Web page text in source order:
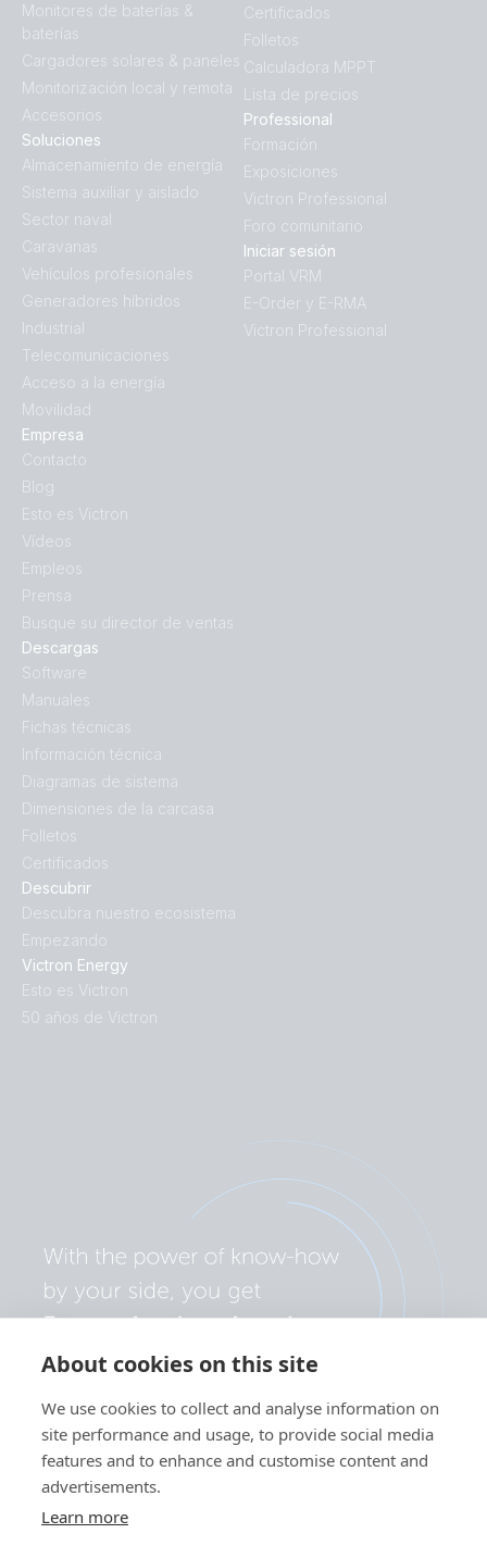
About cookies on this site
We use cookies to collect and analyse information on
site performance and usage, to provide social media
features and to enhance and customise content and
advertisements.
Learn more
Monitores de baterías &
baterías
Cargadores solares & paneles
Monitorización local y remota
Accesorios
Descubrir
Descubra nuestro ecosistema
Empezando
Victron Energy
Esto es Victron
50 años de Victron
Descargas
Software
Manuales
Fichas técnicas
Información técnica
Diagramas de sistema
Dimensiones de la carcasa
Folletos
Certificados
Soluciones
Almacenamiento de energía
Sistema auxiliar y aislado
Sector naval
Caravanas
Vehículos profesionales
Generadores híbridos
Industrial
Telecomunicaciones
Acceso a la energía
Movilidad
Empresa
Contacto
Blog
Esto es Victron
Vídeos
Empleos
Prensa
Busque su director de ventas
Certificados
Folletos
Calculadora MPPT
Lista de precios
Professional
Formación
Exposiciones
Victron Professional
Foro comunitario
Iniciar sesión
Portal VRM
E-Order y E-RMA
Victron Professional